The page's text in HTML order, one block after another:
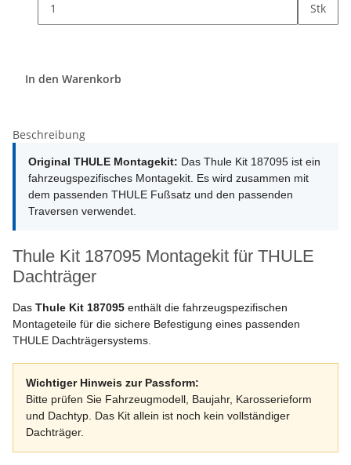
Stk
In den Warenkorb
Beschreibung
Original THULE Montagekit: Das Thule Kit 187095 ist ein
fahrzeugspezifisches Montagekit. Es wird zusammen mit
dem passenden THULE Fußsatz und den passenden
Traversen verwendet.
Thule Kit 187095 Montagekit für THULE
Dachträger
Das Thule Kit 187095 enthält die fahrzeugspezifischen
Montageteile für die sichere Befestigung eines passenden
THULE Dachträgersystems.
Wichtiger Hinweis zur Passform:
Bitte prüfen Sie Fahrzeugmodell, Baujahr, Karosserieform
und Dachtyp. Das Kit allein ist noch kein vollständiger
Dachträger.